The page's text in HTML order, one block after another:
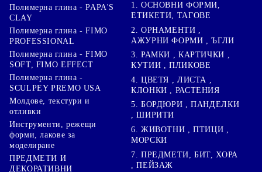
Полимерна глина - PAPA'S
CLAY
Полимерна глина - FIMO
PROFESSIONAL
Полимерна глина - FIMO
SOFT, FIMO EFFECT
Полимерна глина -
SCULPEY PREMO USA
Молдове, текстури и
отливки
Инструменти, режещи
форми, лакове за
моделиране
ПРЕДМЕТИ И
ДЕКОРАТИВНИ
1. ОСНОВНИ ФОРМИ,
ЕТИКЕТИ, ТАГОВЕ
2. ОРНАМЕНТИ ,
АЖУРНИ ФОРМИ , ЪГЛИ
3. РАМКИ , КАРТИЧКИ ,
КУТИИ , ПЛИКОВЕ
4. ЦВЕТЯ , ЛИСТА ,
КЛОНКИ , РАСТЕНИЯ
5. БОРДЮРИ , ПАНДЕЛКИ
, ШИРИТИ
6. ЖИВОТНИ , ПТИЦИ ,
МОРСКИ
7. ПРЕДМЕТИ, БИТ, ХОРА
, ПЕЙЗАЖ